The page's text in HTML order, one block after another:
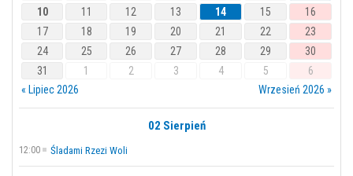
10
11 12 13 14 15
16
17
18 19 20 21 22
23
24
25 26 27 28 29
30
31
1 2 3 4 5
6
« Lipiec 2026
Wrzesień 2026 »
02 Sierpień
12:00 Śladami Rzezi Woli